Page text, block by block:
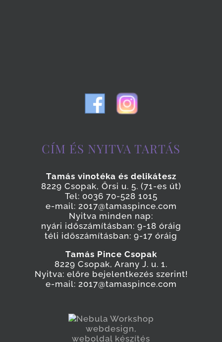
CÍM ÉS NYITVA TARTÁS
Tamás vinotéka és delikátesz
8229 Csopak, Őrsi u. 5. (71-es út)
Tel: 0036 70-528 1015
e-mail: 2017@tamaspince.com
Nyitva minden nap:
nyári időszámításban: 9-18 óráig
téli időszámításban: 9-17 óráig
Tamás Pince Csopak
8229 Csopak, Arany J. u. 1.
Nyitva: előre bejelentkezés szerint!
e-mail: 2017@tamaspince.com